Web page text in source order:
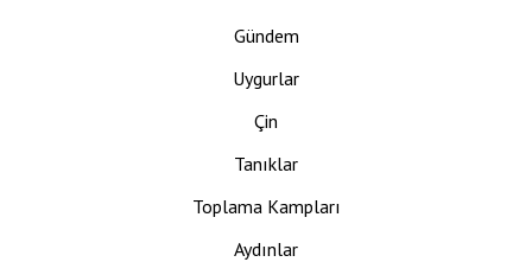
Gündem
Uygurlar
Çin
Tanıklar
Toplama Kampları
Aydınlar